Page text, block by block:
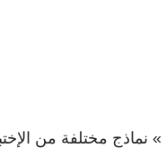
» نماذج مختلفة من